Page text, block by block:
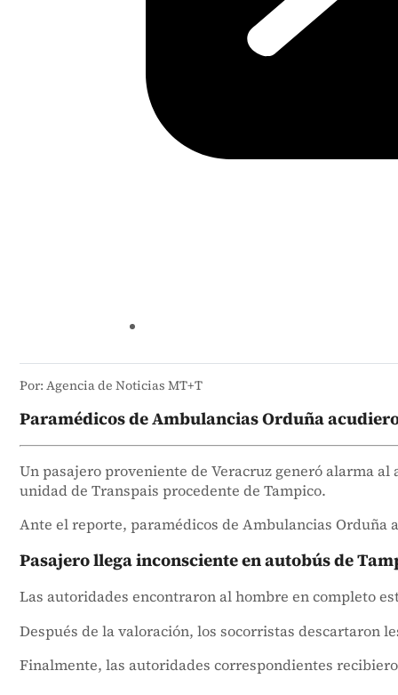
Por: Agencia de Noticias MT+T
Paramédicos de Ambulancias Orduña
Un pasajero proveniente de Veracruz generó alarma
unidad de Transpais procedente de Tampico.
Ante el reporte, paramédicos de Ambulancias
Pasajero llega inconsciente en autobús de
Las autoridades encontraron al hombre en completo
Después de la valoración, los socorristas descartaron
Finalmente, las autoridades correspondientes